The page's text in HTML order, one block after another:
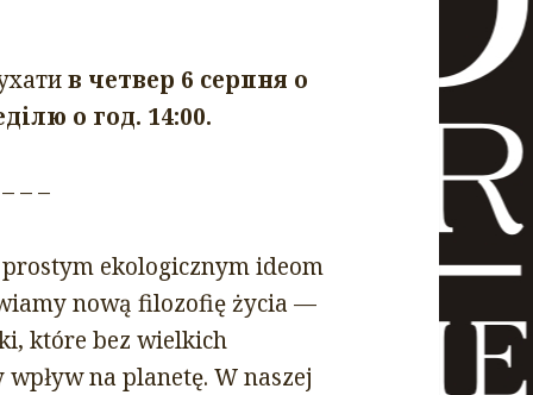
в четвер 6 серпня о
о год. 14:00.
– –
ekologicznym ideom
nową filozofię życia —
które bez wielkich
na planetę. W naszej